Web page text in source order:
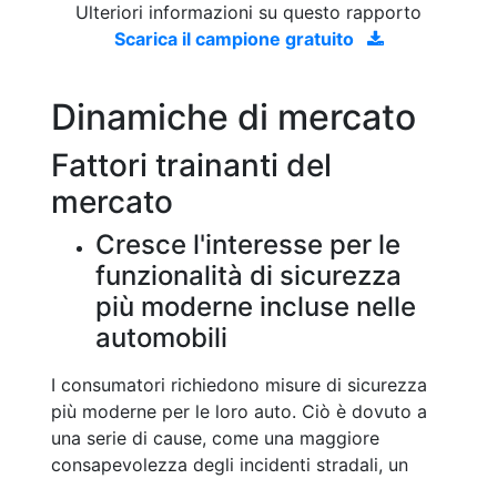
Ulteriori informazioni su questo rapporto
Scarica il campione gratuito
Dinamiche di mercato
Fattori trainanti del
mercato
Cresce l'interesse per le
funzionalità di sicurezza
più moderne incluse nelle
automobili
I consumatori richiedono misure di sicurezza
più moderne per le loro auto. Ciò è dovuto a
una serie di cause, come una maggiore
consapevolezza degli incidenti stradali, un